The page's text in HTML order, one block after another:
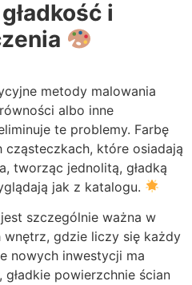
i
metody malowania
albo inne
te problemy. Farbę
które osiadają
tworząc jednolitą, gładką
jak z katalogu.
szczególnie ważna w
gdzie liczy się każdy
nowych inwestycji ma
powierzchnie ścian